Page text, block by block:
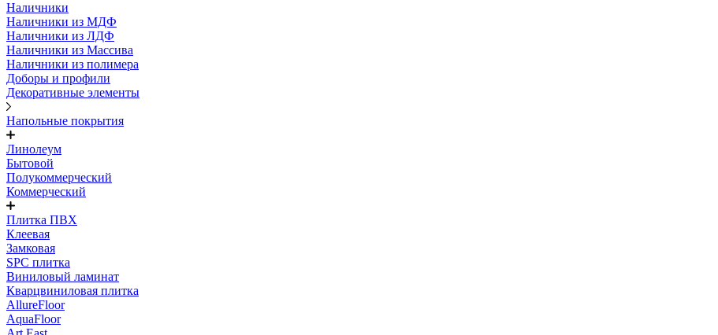
Наличники
Наличники из МДФ
Наличники из ЛДФ
Наличники из Массива
Наличники из полимера
Доборы и профили
Декоративные элементы
Напольные покрытия
Линолеум
Бытовой
Полукоммерческий
Коммерческий
Плитка ПВХ
Клеевая
Замковая
SPC плитка
Виниловый ламинат
Кварцвиниловая плитка
AllureFloor
AquaFloor